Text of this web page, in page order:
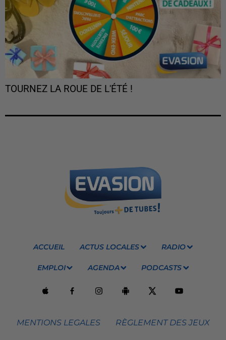
TOURNEZ LA ROUE DE L'ÉTÉ !
ACCUEIL ACTUS LOCALES RADIO
EMPLOI AGENDA PODCASTS
MENTIONS LEGALES RÈGLEMENT DES JEUX